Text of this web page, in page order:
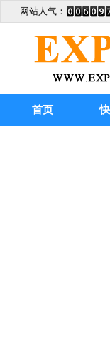
网站人气：
首页